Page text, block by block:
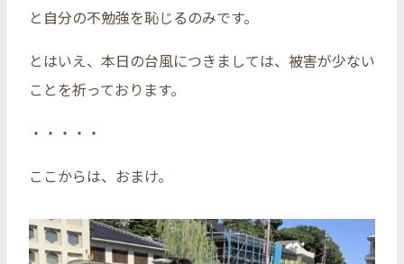
と自分の不勉強を恥じるのみです。
とはいえ、本日の台風につきましては、被害が少ない
ことを祈っております。
・・・・・
ここからは、おまけ。